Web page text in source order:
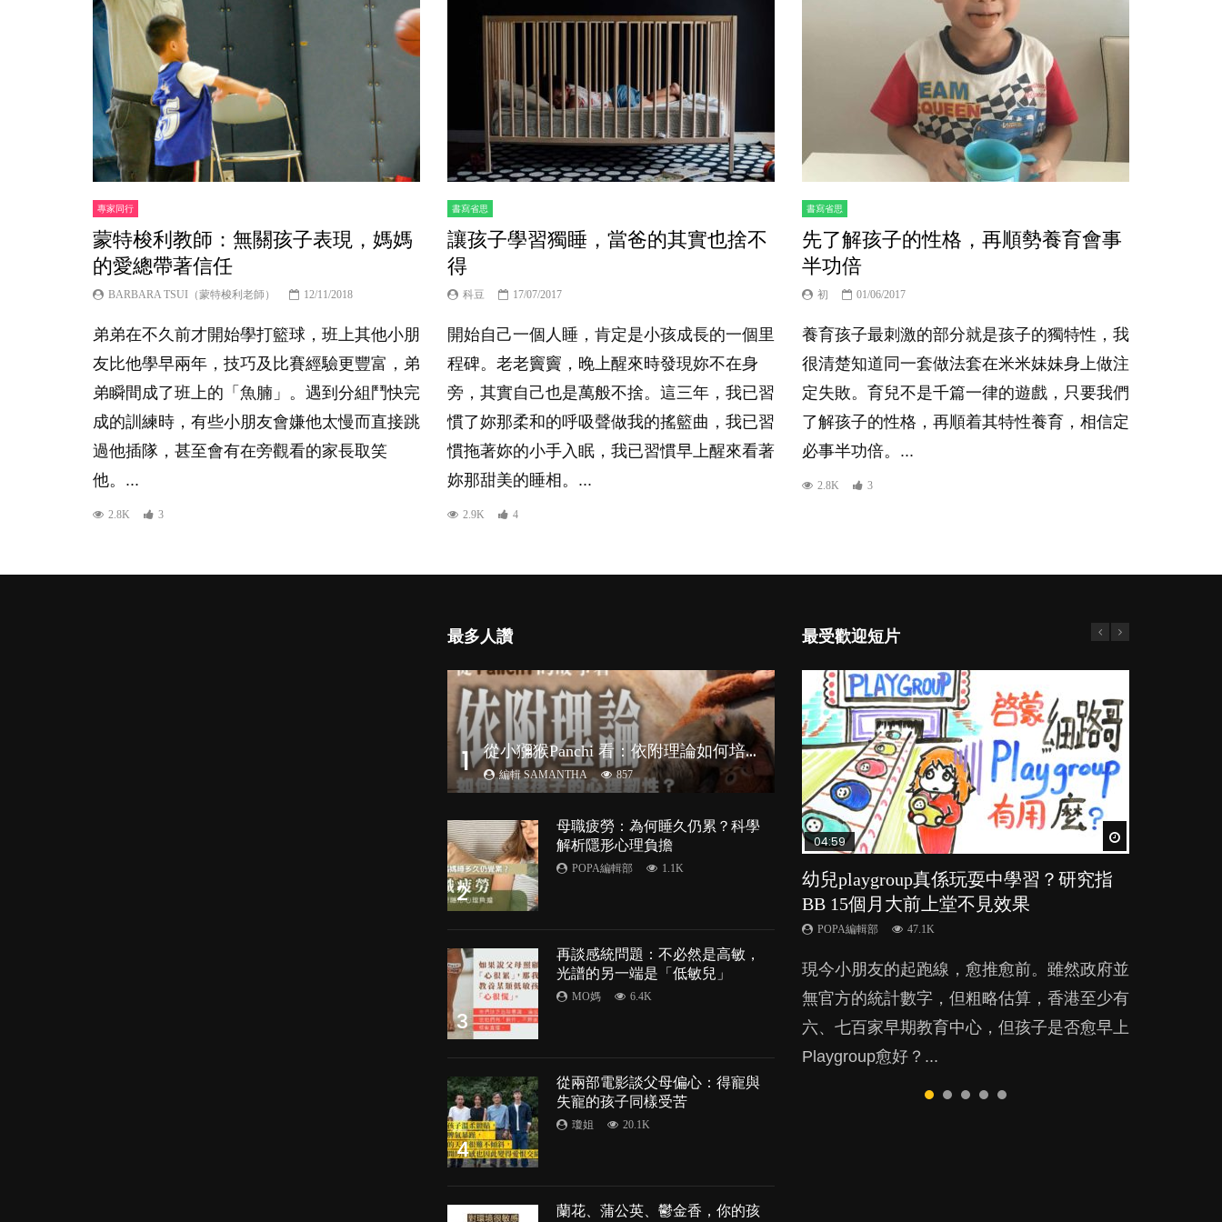
專家同行
蒙特梭利教師：無關孩子表現，媽媽
的愛總帶著信任
BARBARA TSUI（蒙特梭利老師） 12/11/2018
弟弟在不久前才開始學打籃球，班上其他小朋
友比他學早兩年，技巧及比賽經驗更豐富，弟
弟瞬間成了班上的「魚腩」。遇到分組鬥快完
成的訓練時，有些小朋友會嫌他太慢而直接跳
過他插隊，甚至會有在旁觀看的家長取笑
他。...
2.8K 3
書寫省思
讓孩子學習獨睡，當爸的其實也捨不
得
科豆 17/07/2017
開始自己一個人睡，肯定是小孩成長的一個里
程碑。老老竇竇，晚上醒來時發現妳不在身
旁，其實自己也是萬般不捨。這三年，我已習
慣了妳那柔和的呼吸聲做我的搖籃曲，我已習
慣拖著妳的小手入眠，我已習慣早上醒來看著
妳那甜美的睡相。...
2.9K 4
書寫省思
先了解孩子的性格，再順勢養育會事
半功倍
初 01/06/2017
養育孩子最刺激的部分就是孩子的獨特性，我
很清楚知道同一套做法套在米米妹妹身上做注
定失敗。育兒不是千篇一律的遊戲，只要我們
了解孩子的性格，再順着其特性養育，相信定
必事半功倍。...
2.8K 3
最多人讚
1 從
小獼猴Panchi 看：依附理論如何培養孩子心理韌性？
編輯 SAMANTHA 857
2
母職疲勞：為何睡久仍累？科學
解析隱形心理負擔
POPA編輯部 1.1K
3
再談感統問題：不必然是高敏，
光譜的另一端是「低敏兒」
MO媽 6.4K
4
從兩部電影談父母偏心：得寵與
失寵的孩子同樣受苦
瓊姐 20.1K
蘭花、蒲公英、鬱金香，你的孩
最受歡迎短片
04:59
幼兒playgroup真係玩耍中學習？研究指
BB 15個月大前上堂不見效果
POPA編輯部 47.1K
現今小朋友的起跑線，愈推愈前。雖然政府並
無官方的統計數字，但粗略估算，香港至少有
六、七百家早期教育中心，但孩子是否愈早上
Playgroup愈好？...
03:39
幼稚園遊戲課 如何刺激幼兒自發學習取
代獎勵與懲罰？
POPA編輯部 33.1K
由美國學者所創的 tools of the mind 課程，學
生以遊戲方式學習，學術能力和自制能力亦明
顯比其他小朋友優勝，到底這課程有何特別之
處？...
03:02
老公患產後憂鬱症對BB的影響
POPA編輯部 15.9K
後抑鬱，影響日常生活，嚴重的甚至會有自
殺，或傷害小朋友的念頭。但為何爸爸患上產
後抑鬱往往難以察覺？...
04:06
全職好？在職好？｜全職媽媽與在職媽媽
的壓力與價值
POPA編輯部 25.8K
許多媽媽心底可能都有一刻掙扎過：究竟全職
好，還是在職好。雖說每個家庭都有自己的獨
特狀況和考慮因素，但原來全職和在職媽媽所
養育的子女其實都各有擅長。...
03:41
BB口腔期乜都放入口，父母該制止還是
放手？
POPA編輯部 25.5K
BB最喜歡隨手拿起什麼都放入口中，有人說
一旦養成吮手指的習慣，大個就很難戒，但原
來一刀切阻止他們放東西入口，隨時會影響孩
子的身心發展？...